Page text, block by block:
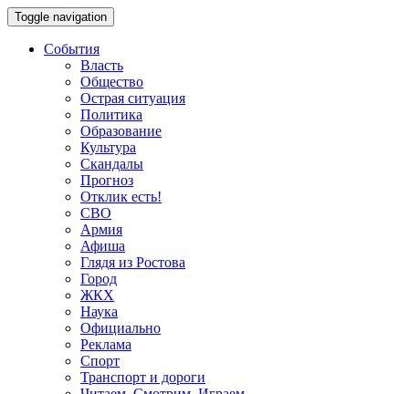
Toggle navigation
События
Власть
Общество
Острая ситуация
Политика
Образование
Культура
Скандалы
Прогноз
Отклик есть!
СВО
Армия
Афиша
Глядя из Ростова
Город
ЖКХ
Наука
Официально
Реклама
Спорт
Транспорт и дороги